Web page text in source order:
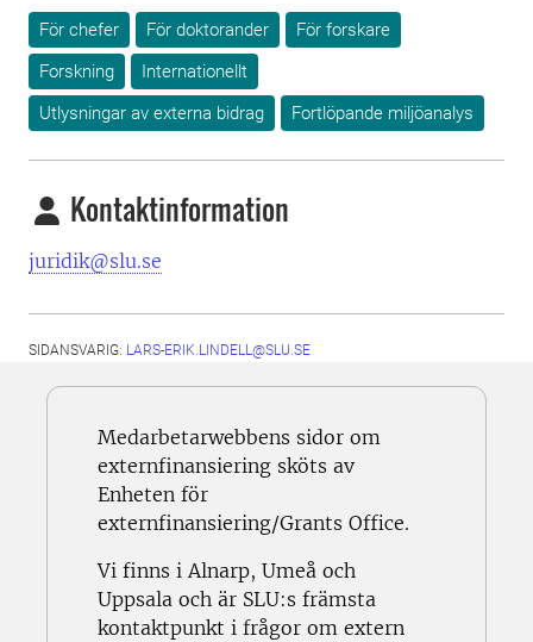
För chefer För doktorander
För forskare
Forskning
Internationellt
Utlysningar av externa bidrag
Fortlöpande miljöanalys
Kontaktinformation
juridik@slu.se
SIDANSVARIG: LARS-ERIK.LINDELL@SLU.SE
Medarbetarwebbens sidor om
externfinansiering sköts av
Enheten för
externfinansiering/Grants Office.
Vi finns i Alnarp, Umeå och
Uppsala och är SLU:s främsta
kontaktpunkt i frågor om extern